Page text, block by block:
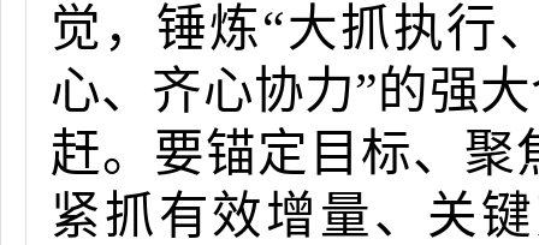
觉，锤炼“大抓执行
心、齐心协力”的强
赶。要锚定目标、 聚
紧抓有效增量、关